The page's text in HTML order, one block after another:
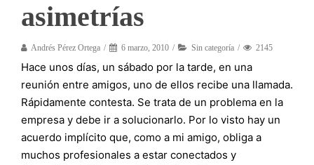
asimetrías
Andrés Pérez Ortega 6 marzo, 2010 Sin categoría 2145
Hace unos días, un sábado por la tarde, en una
reunión entre amigos, uno de ellos recibe una llamada.
Rápidamente contesta. Se trata de un problema en la
empresa y debe ir a solucionarlo. Por lo visto hay un
acuerdo implícito que, como a mi amigo, obliga a
muchos profesionales a estar conectados y